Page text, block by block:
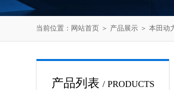
当前位置： 网站首页 ＞ 产品展示 ＞ 本田动
产品列表 / PRODUCTS